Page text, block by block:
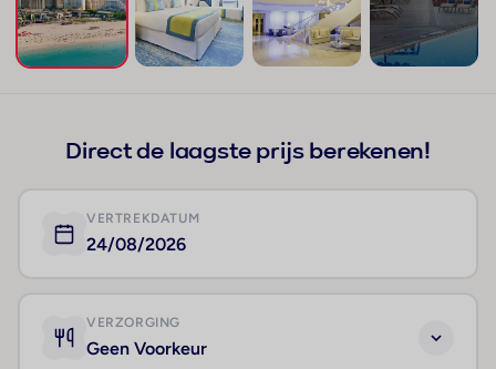
Direct de laagste prijs berekenen!
VERTREKDATUM
24/08/2026
VERZORGING
Geen Voorkeur